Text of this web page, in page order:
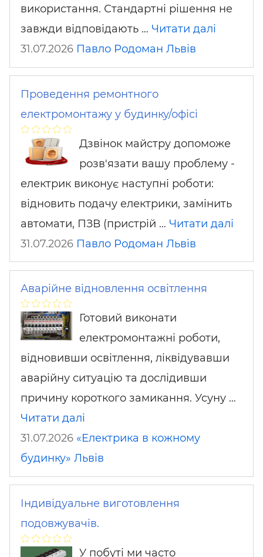
використання. Стандартні рішення не
завжди відповідають … Читати далі
31.07.2026 Павло Родоман Львів
Проведення ремонтного
електромонтажу у будинку/офісі
Дзвінок майстру допоможе
розв'язати вашу проблему -
електрик виконує наступні роботи:
відновить подачу електрики, замінить
автомати, ПЗВ (пристрій … Читати далі
31.07.2026 Павло Родоман Львів
Аварійне відновлення освітлення
Готовий виконати
електромонтажні роботи,
відновивши освітлення, ліквідувавши
аварійну ситуацію та дослідивши
причину короткого замикання. Усуну …
Читати далі
31.07.2026 «Електрика в кожному
будинку» Львів
Індивідуальне виготовлення
подовжувачів.
У побуті ми часто